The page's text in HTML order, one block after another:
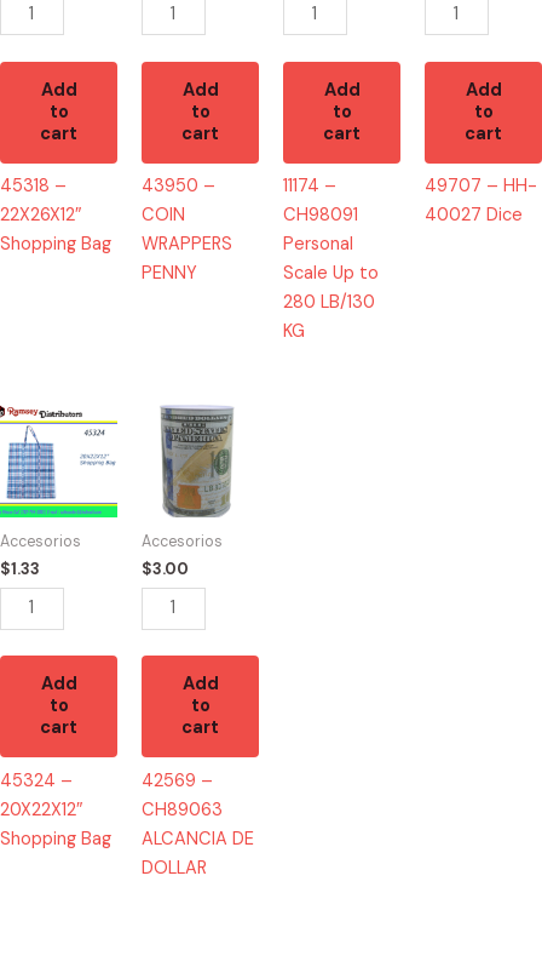
Add
to
cart
45318 –
22X26X12″
Shopping Bag
Add
to
cart
43950 –
COIN
WRAPPERS
PENNY
280
quantity
Add
to
cart
11174 –
CH98091
Personal
Scale Up to
280 LB/130
KG
Add
to
cart
49707 – HH-
40027 Dice
Accesorios
$1.33
45324
20X22X12"
Shopping
Bag
quantity
Add
to
cart
45324 –
20X22X12″
Shopping Bag
Accesorios
$3.00
42569
CH89063
ALCANCIA
DE
DOLLAR
quantity
Add
to
cart
42569 –
CH89063
ALCANCIA DE
DOLLAR